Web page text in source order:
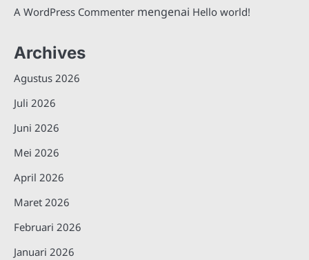
A WordPress Commenter mengenai Hello world!
Archives
Agustus 2026
Juli 2026
Juni 2026
Mei 2026
April 2026
Maret 2026
Februari 2026
Januari 2026